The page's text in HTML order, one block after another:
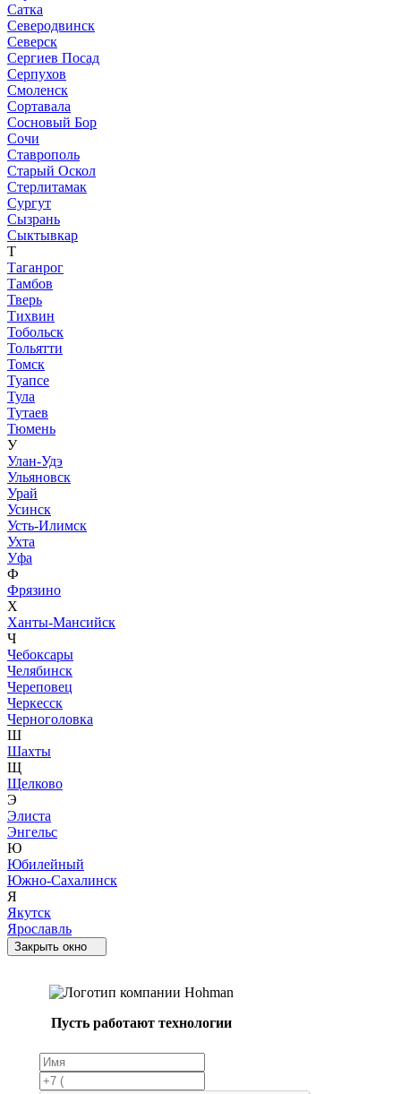
Сатка
Северодвинск
Северск
Сергиев Посад
Серпухов
Смоленск
Сортавала
Сосновый Бор
Сочи
Ставрополь
Старый Оскол
Стерлитамак
Сургут
Сызрань
Сыктывкар
Т
Таганрог
Тамбов
Тверь
Тихвин
Тобольск
Тольятти
Томск
Туапсе
Тула
Тутаев
Тюмень
У
Улан-Удэ
Ульяновск
Урай
Усинск
Усть-Илимск
Ухта
Уфа
Ф
Фрязино
Х
Ханты-Мансийск
Ч
Чебоксары
Челябинск
Череповец
Черкесск
Черноголовка
Ш
Шахты
Щ
Щелково
Э
Элиста
Энгельс
Ю
Юбилейный
Южно-Сахалинск
Я
Якутск
Ярославль
Закрыть окно
Пусть работают технологии